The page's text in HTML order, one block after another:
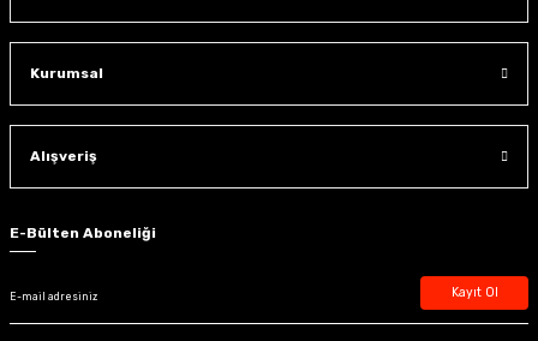
Kurumsal
Alışveriş
E-Bülten Aboneliği
Kayıt Ol